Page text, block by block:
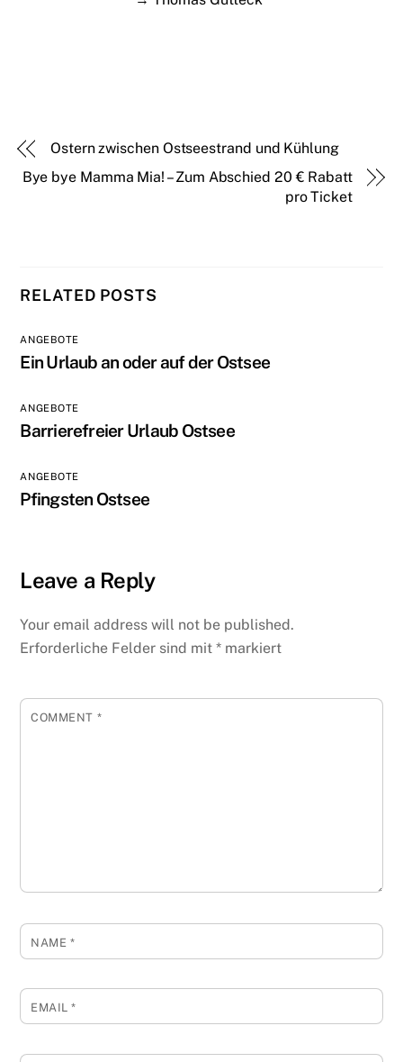
Ostern zwischen Ostseestrand und Kühlung
Bye bye Mamma Mia! – Zum Abschied 20 € Rabatt
pro Ticket
RELATED POSTS
ANGEBOTE
Ein Urlaub an oder auf der Ostsee
ANGEBOTE
Barrierefreier Urlaub Ostsee
ANGEBOTE
Pfingsten Ostsee
Leave a Reply
Your email address will not be published.
Erforderliche Felder sind mit* markiert
COMMENT *
NAME *
EMAIL*